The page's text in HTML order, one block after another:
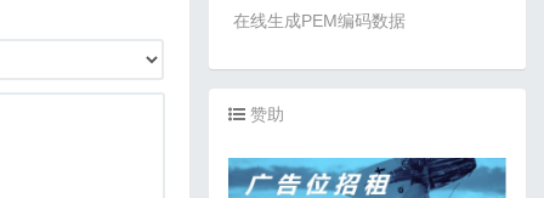
在线生成PEM编码数据
赞助